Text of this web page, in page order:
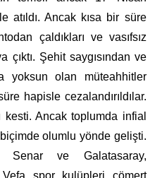
atıldı. Ancak kısa bir süre
çaldıkları ve vasıfsız
çıktı. Şehit saygısından ve
yoksun olan müteahhitler
hapisle cezalandırıldılar.
kesti. Ancak toplumda infial
olumlu yönde gelişti.
Senar ve Galatasaray,
spor kulüpleri cömert